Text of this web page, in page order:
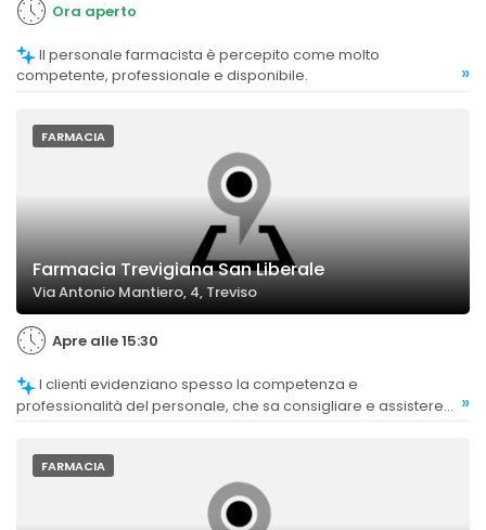
Ora aperto
competente, professionale e disponibile.
»
FARMACIA
Farmacia Trevigiana San Liberale
Via Antonio Mantiero, 4, Treviso
Apre alle 15:30
professionalità del personale, che sa consigliare e assistere
»
FARMACIA